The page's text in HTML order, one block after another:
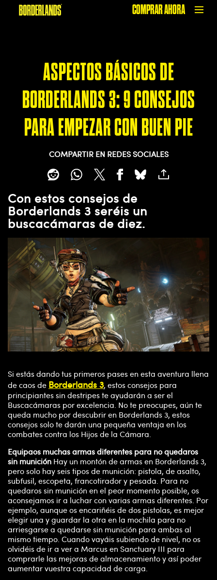
COMPRAR AHORA
ASPECTOS BÁSICOS DE
BORDERLANDS 3: 9 CONSEJOS
PARA EMPEZAR CON BUEN PIE
COMPARTIR EN REDES SOCIALES
Con estos consejos de
Borderlands 3 seréis un
buscacámaras de diez.
Si estás dando tus primeros pases en esta aventura llena
de caos de Borderlands 3, estos consejos para
principiantes sin destripes te ayudarán a ser el
Buscacámaras por excelencia. No te preocupes, aún te
queda mucho por descubrir en Borderlands 3, estos
consejos solo te darán una pequeña ventaja en los
combates contra los Hijos de la Cámara.
Equipaos muchas armas diferentes para no quedaros
sin munición Hay un montón de armas en Borderlands 3,
pero solo hay seis tipos de munición: pistola, de asalto,
subfusil, escopeta, francotirador y pesada. Para no
quedaros sin munición en el peor momento posible, os
aconsejamos ir a luchar con varias armas diferentes. Por
ejemplo, aunque os encariñéis de dos pistolas, es mejor
elegir una y guardar la otra en la mochila para no
arriesgarse a quedarse sin munición para ambas al
mismo tiempo. Cuando vayáis subiendo de nivel, no os
olvidéis de ir a ver a Marcus en Sanctuary III para
comprarle las mejoras de almacenamiento y así poder
aumentar vuestra capacidad de carga.